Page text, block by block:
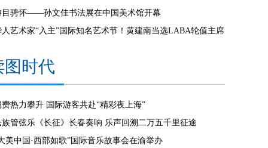
目骋怀——孙文佳书法展在中国美术馆开幕
人艺术家“入主”国际知名艺术节！黄建南当选LABA轮值主席
图时代
费热力攀升 国际游客共赴“精彩夜上海”
族管弦乐《长征》长春奏响 乐声回溯二万五千里征途
美中国·西部如歌”国际音乐故事会在渝举办